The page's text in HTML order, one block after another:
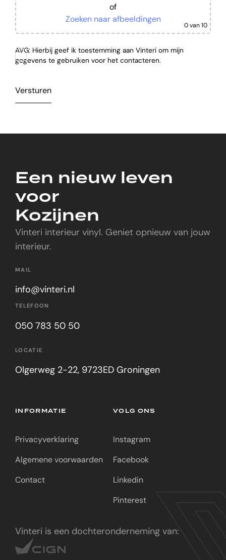
of
Zoeken naar afbeeldingen
0van 10
AVG: Hierbij geef ik toestemming aan Vinteri om mijn
gegevens te gebruiken voor het contacteren.
Een nieuw leven
voor
Kozijnen
Vinteri interieur vinyl. Geniet opnieuw van jouw
interieur.
MAIL
info@vinteri.nl
TELEFOON
050 783 50 50
LOCATIE
Olgerweg 2-22, 9723ED Groningen
INFORMATIE
Privacyverklaring
Algemene voorwaarden
Contact
VOLG ONS
Instagram
Facebook
Linkedin
Pinterest
Vinteri is een dochteronderneming van: